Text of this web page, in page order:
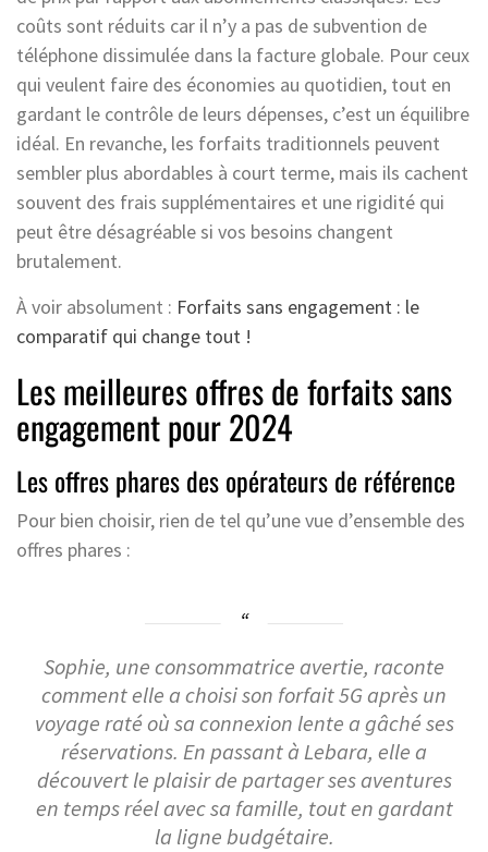
coûts sont réduits car il n’y a pas de subvention de
téléphone dissimulée dans la facture globale. Pour ceux
qui veulent faire des économies au quotidien, tout en
gardant le contrôle de leurs dépenses, c’est un équilibre
idéal. En revanche, les forfaits traditionnels peuvent
sembler plus abordables à court terme, mais ils cachent
souvent des frais supplémentaires et une rigidité qui
peut être désagréable si vos besoins changent
brutalement.
À voir absolument : Forfaits sans engagement : le
comparatif qui change tout !
Les meilleures offres de forfaits sans
engagement pour 2024
Les offres phares des opérateurs de référence
Pour bien choisir, rien de tel qu’une vue d’ensemble des
offres phares :
Sophie, une consommatrice avertie, raconte
comment elle a choisi son forfait 5G après un
voyage raté où sa connexion lente a gâché ses
réservations. En passant à Lebara, elle a
découvert le plaisir de partager ses aventures
en temps réel avec sa famille, tout en gardant
la ligne budgétaire.